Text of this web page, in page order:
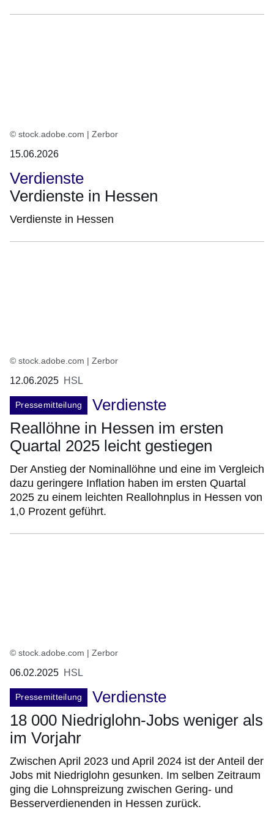
© stock.adobe.com | Zerbor
15.06.2026
Verdienste
Verdienste in Hessen
Verdienste in Hessen
© stock.adobe.com | Zerbor
12.06.2025 HSL
Pressemitteilung
Verdienste
Reallöhne in Hessen im ersten
Quartal 2025 leicht gestiegen
Der Anstieg der Nominallöhne und eine im Vergleich
dazu geringere Inflation haben im ersten Quartal
2025 zu einem leichten Reallohnplus in Hessen von
1,0 Prozent geführt.
© stock.adobe.com | Zerbor
06.02.2025 HSL
Pressemitteilung
Verdienste
18 000 Niedriglohn-Jobs weniger als
im Vorjahr
Zwischen April 2023 und April 2024 ist der Anteil der
Jobs mit Niedriglohn gesunken. Im selben Zeitraum
ging die Lohnspreizung zwischen Gering- und
Besserverdienenden in Hessen zurück.